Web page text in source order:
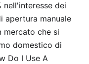
nell'interesse dei
apertura manuale
mercato che si
domestico di
Do I Use A